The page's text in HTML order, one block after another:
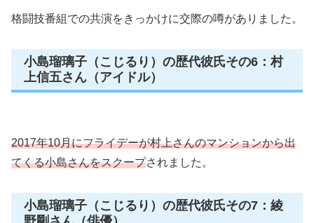
格闘技番組での共演をきっかけに交際の噂がありました。
小島瑠璃子（こじるり）の歴代彼氏その6：村
上信五さん（アイドル）
2017年10月にフライデーが村上さんのマンションから出
てくる小島さんをスクープされました。
小島瑠璃子（こじるり）の歴代彼氏その7：綾